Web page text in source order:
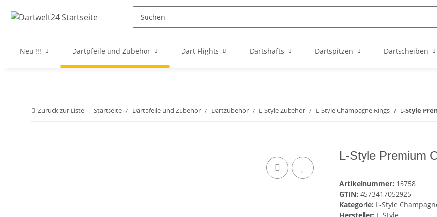
Neu !!! Dartpfeile und Zubehör Dart Flights Dartshafts Dartspitzen Dartscheiben
Zurück zur Liste Startseite Dartpfeile und Zubehör Dartzubehör L-Style Zubehör L-Style Champagne Rings L-Style
L-Style Premium
Artikelnummer: 16758
GTIN: 4573417052925
Kategorie: L-Style
Hersteller: L-Style